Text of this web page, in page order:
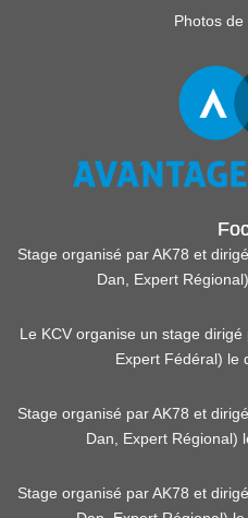
Photos
Stage organisé par AK78 et
Dan, Expert
Le KCV organise un stage dirigé
Expert Fédéral) le
Stage organisé par AK78 et
Dan, Expert Régional)
Stage organisé par AK78 et